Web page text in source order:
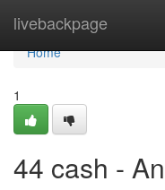
livebackpage
Home
Home
1
44 cash -